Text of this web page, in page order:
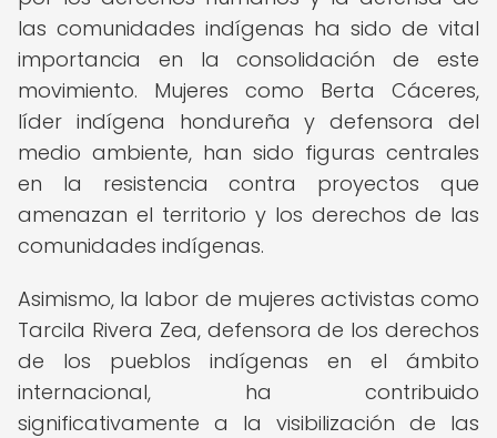
las comunidades indígenas ha sido de vital
importancia en la consolidación de este
movimiento. Mujeres como Berta Cáceres,
líder indígena hondureña y defensora del
medio ambiente, han sido figuras centrales
en la resistencia contra proyectos que
amenazan el territorio y los derechos de las
comunidades indígenas.
Asimismo, la labor de mujeres activistas como
Tarcila Rivera Zea, defensora de los derechos
de los pueblos indígenas en el ámbito
internacional, ha contribuido
significativamente a la visibilización de las